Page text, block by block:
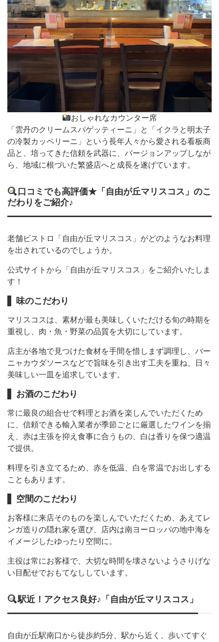
おしゃれなカウンター席
「雲丹のクリームスパゲッティーニ」と「イクラと明太子
の冷製カッペリーニ」という長年人々から愛される看板商
品と、培ってきた信頼を武器に、バージョンアップしなが
ら、地域に根づいた繁盛店へと成長を遂げています。
口コミでも高評価★「自由が丘マリスコス」のこ
だわりをご紹介♪
老舗ビストロ「自由が丘マリスコス」がどのようなお料理
を出されているのでしょうか。
公式サイトから「自由が丘マリスコス」をご紹介いたしま
す！
味のこだわり
マリスコスは、素材が最も美味しくいただける旬の時期を
重視し、肉・魚・野菜の品質を大切にしています。
店主が各地で見つけた食材を手間を惜しまず調理し、バー
ニャカウダソースなどで旨味を引き出す工夫を重ね、日々
美味しい一皿を追求しています。
お酒のこだわり
常に最良の組合せで料理とお酒を楽しんでいただくため
に、信頼できる輸入業者が季節ごとに厳選したワインを揃
え、赤は主張を抑え食事に合うもの、白は香りを保つ適温
で提供。
料理を引き立てるため、赤を低温、白を常温でお出しする
こともあります。
空間のこだわり
お客様に来店そのものを楽しんでいただくため、あえてレ
ンガ造りの隠れ家を選び、店内は南ヨーロッパの地中海を
イメージしたゆったり空間に。
主役は常にお客様で、大切な時間を壊さないようさりげな
い目配せでおもてなししています。
駅近！アクセス良好♪「自由が丘マリスコス」
自由が丘駅南口から徒歩約5分、駅から近く、歩いてすぐ